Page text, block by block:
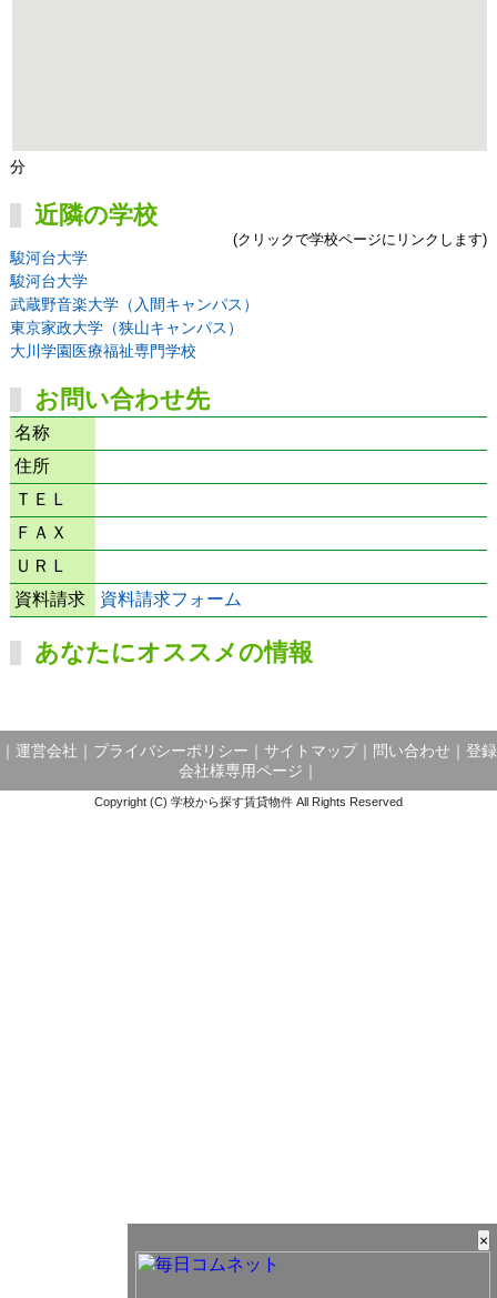
分
近隣の学校
(クリックで学校ページにリンクします)
駿河台大学
駿河台大学
武蔵野音楽大学（入間キャンパス）
東京家政大学（狭山キャンパス）
大川学園医療福祉専門学校
お問い合わせ先
名称
住所
ＴＥＬ
ＦＡＸ
ＵＲＬ
資料請求
資料請求フォーム
あなたにオススメの情報
運営会社 プライバシーポリシー サイトマップ｜ 問い合わせ
登録
会社様専用ページ
Copyright (C) 学校から探す賃貸物件 All Rights Reserved